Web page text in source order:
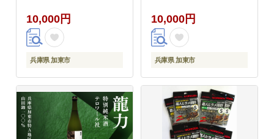
口 ]
10,000円
兵庫県 加東市
ラシック ]
10,000円
兵庫県 加東市